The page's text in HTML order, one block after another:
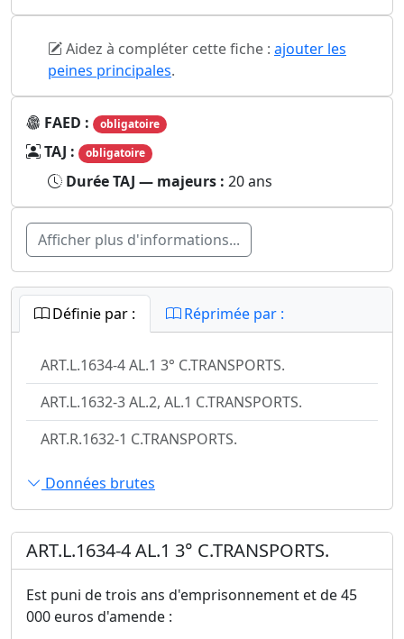
Aidez à compléter cette fiche : ajouter les
peines principales.
FAED : obligatoire
TAJ : obligatoire
Durée TAJ — majeurs : 20 ans
Afficher plus d'informations...
Définie par : Réprimée par :
ART.L.1634-4 AL.1 3° C.TRANSPORTS.
ART.L.1632-3 AL.2, AL.1 C.TRANSPORTS.
ART.R.1632-1 C.TRANSPORTS.
Données brutes
ART.L.1634-4 AL.1 3° C.TRANSPORTS.
Est puni de trois ans d'emprisonnement et de 45
000 euros d'amende :